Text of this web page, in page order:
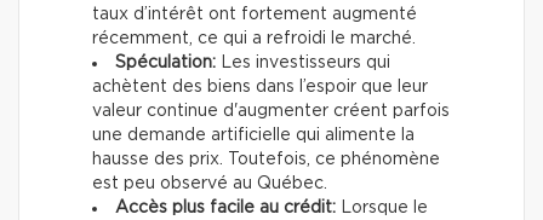
taux d’intérêt ont fortement augmenté
récemment, ce qui a refroidi le marché.
Spéculation: Les investisseurs qui
achètent des biens dans l’espoir que leur
valeur continue d'augmenter créent parfois
une demande artificielle qui alimente la
hausse des prix. Toutefois, ce phénomène
est peu observé au Québec.
Accès plus facile au crédit: Lorsque le